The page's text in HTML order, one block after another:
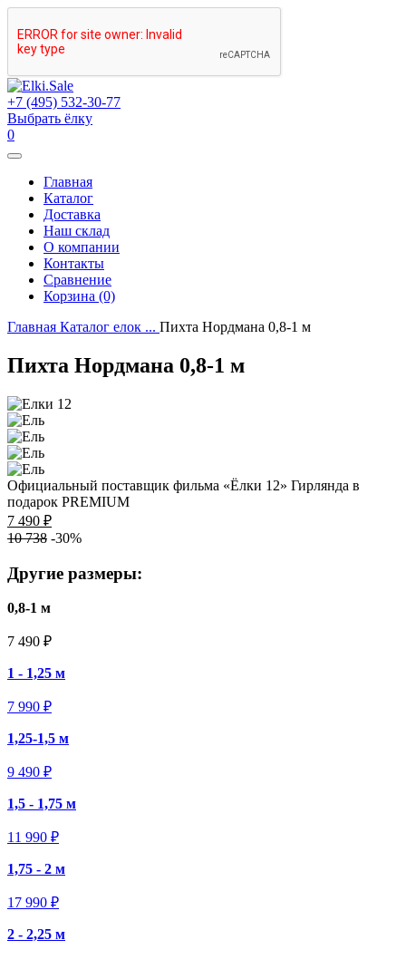
+7 (495) 532-30-77
Выбрать ёлку
0
Главная
Каталог
Доставка
Наш склад
О компании
Контакты
Сравнение
Корзина (0)
Главная Каталог елок ... Пихта Нордмана 0,8-1 м
Пихта Нордмана 0,8-1 м
Официальный поставщик фильма «Ёлки 12» Гирлянда в
подарок PREMIUM
7 490 ₽
10 738 -30%
Другие размеры:
0,8-1 м
7 490 ₽
1 - 1,25 м
7 990 ₽
1,25-1,5 м
9 490 ₽
1,5 - 1,75 м
11 990 ₽
1,75 - 2 м
17 990 ₽
2 - 2,25 м